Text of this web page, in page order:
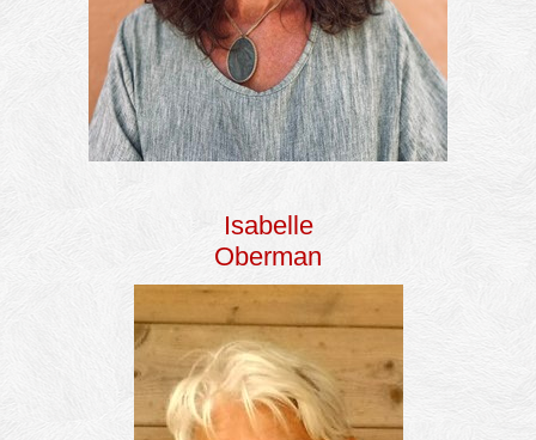
Isabelle
Oberman